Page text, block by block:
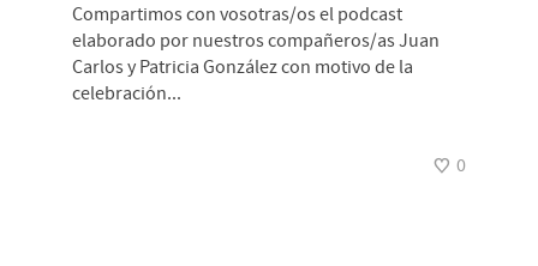
Compartimos con vosotras/os el podcast
elaborado por nuestros compañeros/as Juan
Carlos y Patricia González con motivo de la
celebración...
0